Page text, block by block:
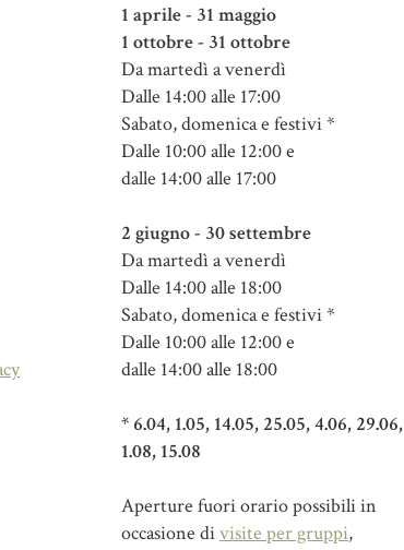
1 aprile - 31 maggio
1 ottobre - 31 ottobre
Da martedì a venerdì
Dalle 14:00 alle 17:00
Sabato, domenica e festivi *
Dalle 10:00 alle 12:00 e
dalle 14:00 alle 17:00
2 giugno - 30 settembre
Da martedì a venerdì
Dalle 14:00 alle 18:00
Sabato, domenica e festivi *
Dalle 10:00 alle 12:00 e
dalle 14:00 alle 18:00
* 6.04, 1.05, 14.05, 25.05, 4.06, 29.06,
1.08, 15.08
Aperture fuori orario possibili in
occasione divisite per gruppi,